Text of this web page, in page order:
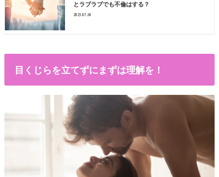
とラブラブでも不倫はする？
2023.07.24
目くじらを立てずにまずは理解を！